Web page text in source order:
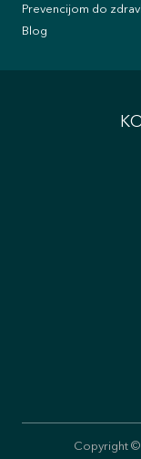
Prevencijom do
Blog
Copyright ©